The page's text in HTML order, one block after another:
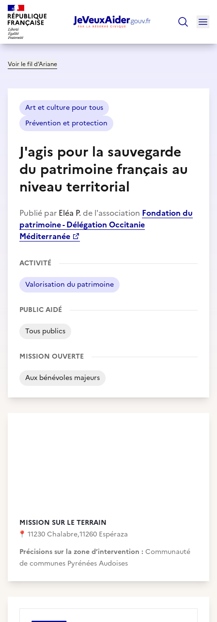
Voir le fil d’Ariane
Art et culture pour tous
Prévention et protection
J'agis pour la sauvegarde
du patrimoine français au
niveau territorial
Publié par Eléa P. de l'association Fondation du
patrimoine - Délégation Occitanie
Méditerranée
ACTIVITÉ
Valorisation du patrimoine
PUBLIC AIDÉ
Tous publics
MISSION OUVERTE
Aux bénévoles majeurs
MISSION SUR LE TERRAIN
📍 11230 Chalabre,11260 Espéraza
Précisions sur la zone d’intervention : Communauté
de communes Pyrénées Audoises